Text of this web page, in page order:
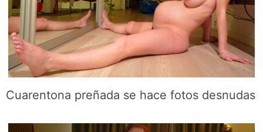
Cuarentona preñada se hace fotos desnudas